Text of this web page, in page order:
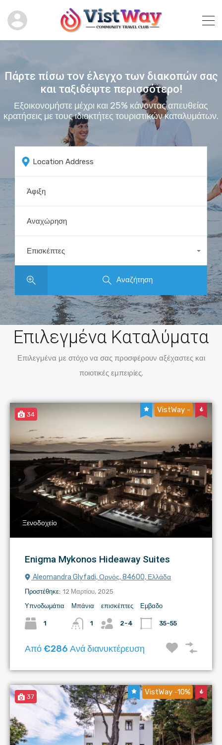
Πάρτε πίσω τον έλεγχο των διακοπών σας
και ταξιδέψτε περισσότερο!
Εξοικονομήστε μέχρι και 25% κάνοντας απευθείας
κρατήσεις με τους ιδιοκτήτες τουριστικών καταλυμάτων.
Location Address
Άφιξη
Αναχώρηση
Επισκέπτες
1+
Αναζήτηση
Βρείτε το δικό σας!
Επιλεγμένα Καταλύματα
Επιλεγμένα με στόχο να σας προσφέρουν αξέχαστες και
ποιοτικές εμπειρίες.
34
VistWay -
Ξενοδοχείο
Enigma Mykonos Hideaway Suites
Aleomandra Glyfadi, Ορνός, 84600, Ελλάδα
Προστέθηκε: 12 Μαρτίου, 2025
Υπνοδωμάτια
1
Μπάνια
1
επισκέπτες
2-4
Εμβαδο
35-55
Από €286 Ανά διανυκτέρευση
37
VistWay -10%